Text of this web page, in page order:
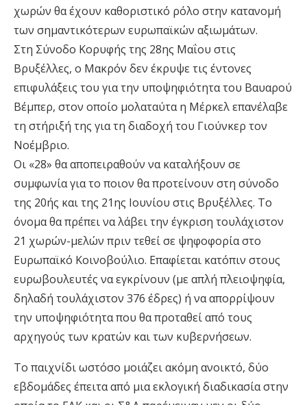
χωρών θα έχουν καθοριστικό ρόλο στην κατανομή
των σημαντικότερων ευρωπαϊκών αξιωμάτων.
Στη Σύνοδο Κορυφής της 28ης Μαΐου στις
Βρυξέλλες, ο Μακρόν δεν έκρυψε τις έντονες
επιφυλάξεις του για την υποψηφιότητα του Βαυαρού
Βέμπερ, στον οποίο μολαταύτα η Μέρκελ επανέλαβε
τη στήριξή της για τη διαδοχή του Γιούνκερ τον
Νοέμβριο.
Οι «28» θα αποπειραθούν να καταλήξουν σε
συμφωνία για το ποιον θα προτείνουν στη σύνοδο
της 20ής και της 21ης Ιουνίου στις Βρυξέλλες. Το
όνομα θα πρέπει να λάβει την έγκριση τουλάχιστον
21 χωρών-μελών πριν τεθεί σε ψηφοφορία στο
Ευρωπαϊκό Κοινοβούλιο. Επαφίεται κατόπιν στους
ευρωβουλευτές να εγκρίνουν (με απλή πλειοψηφία,
δηλαδή τουλάχιστον 376 έδρες) ή να απορρίψουν
την υποψηφιότητα που θα προταθεί από τους
αρχηγούς των κρατών και των κυβερνήσεων.
Το παιχνίδι ωστόσο μοιάζει ακόμη ανοικτό, δύο
εβδομάδες έπειτα από μια εκλογική διαδικασία στην